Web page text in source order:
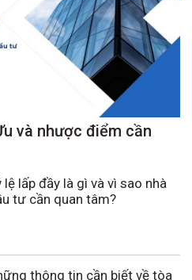
và nhược điểm cần
lệ lấp đầy là gì và vì sao nhà
tư cần quan tâm?
thông tin cần biết về tòa